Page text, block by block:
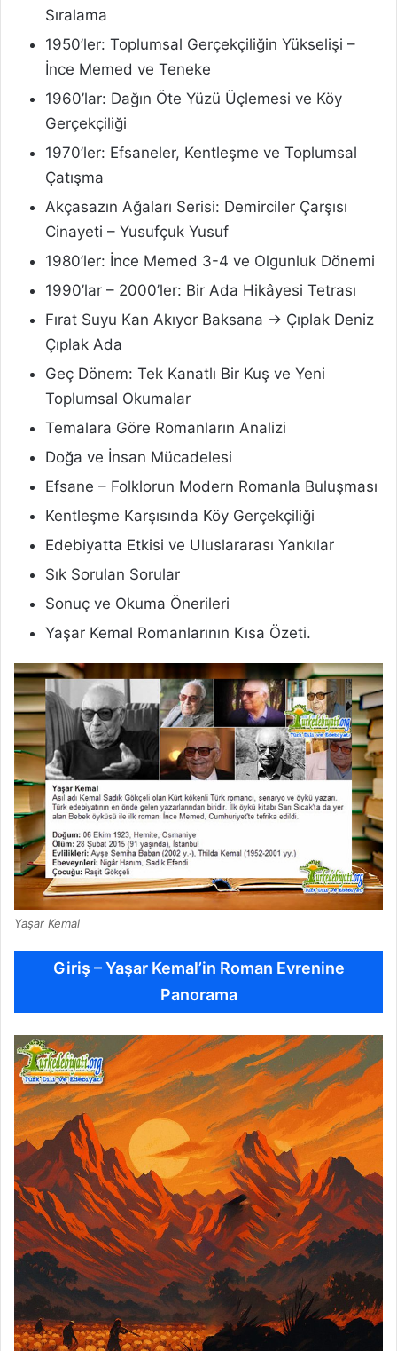
Sıralama
1950’ler: Toplumsal Gerçekçiliğin Yükselişi –
İnce Memed ve Teneke
1960’lar: Dağın Öte Yüzü Üçlemesi ve Köy
Gerçekçiliği
1970’ler: Efsaneler, Kentleşme ve Toplumsal
Çatışma
Akçasazın Ağaları Serisi: Demirciler Çarşısı
Cinayeti – Yusufçuk Yusuf
1980’ler: İnce Memed 3-4 ve Olgunluk Dönemi
1990’lar – 2000’ler: Bir Ada Hikâyesi Tetrası
Fırat Suyu Kan Akıyor Baksana → Çıplak Deniz
Çıplak Ada
Geç Dönem: Tek Kanatlı Bir Kuş ve Yeni
Toplumsal Okumalar
Temalara Göre Romanların Analizi
Doğa ve İnsan Mücadelesi
Efsane – Folklorun Modern Romanla Buluşması
Kentleşme Karşısında Köy Gerçekçiliği
Edebiyatta Etkisi ve Uluslararası Yankılar
Sık Sorulan Sorular
Sonuç ve Okuma Önerileri
Yaşar Kemal Romanlarının Kısa Özeti.
Yaşar Kemal
Giriş – Yaşar Kemal’in Roman Evrenine
Panorama